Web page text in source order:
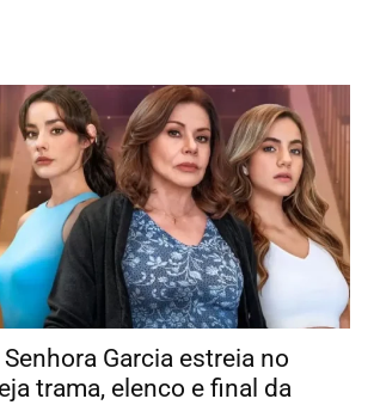
Garcia estreia no
trama, elenco e final da